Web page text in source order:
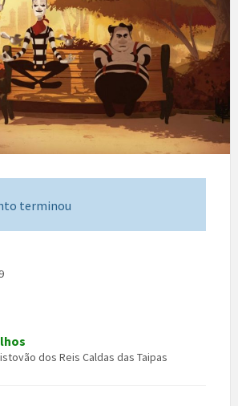
terminou
dos Reis Caldas das Taipas